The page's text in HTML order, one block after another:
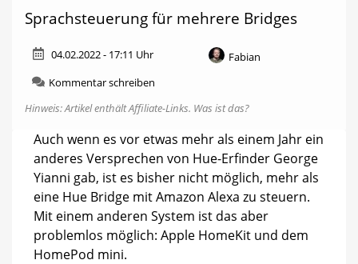
Sprachsteuerung für mehrere Bridges
04.02.2022 - 17:11 Uhr
Fabian
Kommentar schreiben
mini:
Smart
Speaker
für
User
im
Angebot
Hinweis: Artikel enthält Affiliate-Links. Was ist das?
Auch wenn es vor etwas mehr als einem Jahr ein
anderes Versprechen von Hue-Erfinder George
Yianni gab, ist es bisher nicht möglich, mehr als
eine Hue Bridge mit Amazon Alexa zu steuern.
Mit einem anderen System ist das aber
problemlos möglich: Apple HomeKit und dem
HomePod mini.